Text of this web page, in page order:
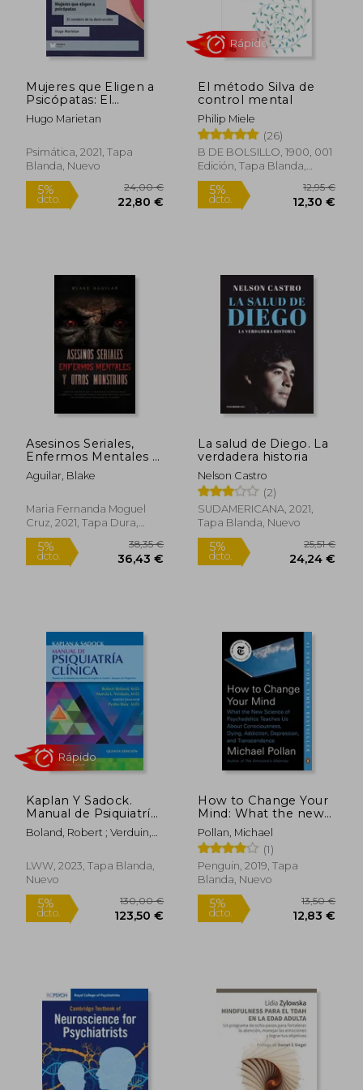
dcto. 106,70 €
5%
dcto.
Mujeres que Eligen a
Psicópatas: El
Sendero de la
Destrucción
Hugo Marietan
Psimática, 2021, Tapa
Blanda, Nuevo
5%
dcto.
24,00 €
22,80 €
El método Silva de
control mental
Philip Miele
(26)
B DE BOLSILLO, 1900, 001
Edición, Tapa Blanda,
Nuevo
5%
dcto.
Rápido
Asesinos Seriales,
Enfermos Mentales y
Otros Monstruos:
Casos de Psicópatas
Sueño Esta Noche. 2
Libros en 1 - los
Psicópatas más
Despiadados de la
Aguilar, Blake
Maria Fernanda Moguel
Cruz, 2021, Tapa Dura,
Nuevo
La salud de Diego. La
verdadera historia
Nelson Castro
(2)
SUDAMERICANA, 2021,
Tapa Blanda, Nuevo
Kaplan Y Sadock.
Manual de Psiquiatría
Clínica
Boland, Robert ; Verduin,
LWW, 2023, Tapa Blanda,
Nuevo
How to Change Your
Mind: What the new
Science of
Psychedelics Teaches
us About
Consciousness, Dying,
Addiction,
Transcendence (en
Inglés)
Pollan, Michael
(1)
Penguin, 2019, Tapa
Blanda, Nuevo